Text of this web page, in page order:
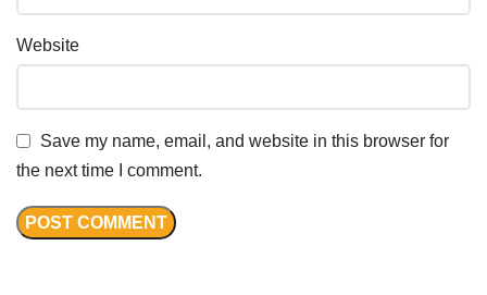
Website
Save my name, email, and website in this browser for
the next time I comment.